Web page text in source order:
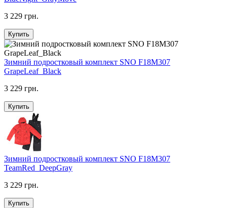
3 229 грн.
Купить
Зимний подростковый комплект SNO F18M307
GrapeLeaf_Black
3 229 грн.
Купить
Зимний подростковый комплект SNO F18M307
TeamRed_DeepGray
3 229 грн.
Купить